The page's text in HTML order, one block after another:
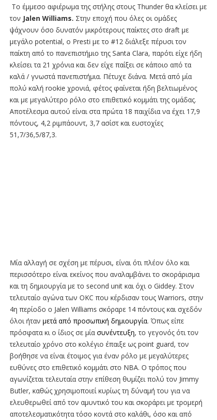
To έμμεσο αφιέρωμα της στήλης στους Thunder θα κλείσει με
τον Jalen Williams. Στην εποχή που όλες οι ομάδες
ψάχνουν όσο δυνατόν μικρότερους παίκτες στο draft με
μεγάλο potential, o Presti με το #12 διάλεξε πέρυσι τον
παίκτη από το πανεπιστήμιο της Santa Clara, παρότι είχε ήδη
κλείσει τα 21 χρόνια και δεν είχε παίξει σε κάποιο από τα
καλά / γνωστά πανεπιστήμια. Πέτυχε διάνα. Μετά από μία
πολύ καλή rookie χρονιά, φέτος φαίνεται ήδη βελτιωμένος
και με μεγαλύτερο ρόλο στο επιθετικό κομμάτι της ομάδας.
Αποτέλεσμα αυτού είναι στα πρώτα 18 παιχίδια να έχει 17,9
πόντους, 4,2 ριμπάουντ, 3,7 ασίστ και ευστοχίες
51,7/36,5/87,3.
Μία αλλαγή σε σχέση με πέρυσι, είναι ότι πλέον όλο και
περισσότερο είναι εκείνος που αναλαμβάνει το σκοράρισμα
και τη δημιουργία με το second unit και όχι ο Giddey. Στον
τελευταίο αγώνα των OKC που κέρδισαν τους Warriors, στην
4η περίοδο ο Jalen Williams σκόραρε 14 πόντους και σχεδόν
όλοι ήταν μετά από προσωπική δημιουργία. Όπως είπε
πρόσφατα κι ο ίδιος σε μία συνέντευξη, το γεγονός ότι τον
τελευταίο χρόνο στο κολέγιο έπαιξε ως point guard, τον
βοήθησε να είναι έτοιμος για έναν ρόλο με μεγαλύτερες
ευθύνες στο επιθετικό κομμάτι στο ΝΒΑ. Ο τρόπος που
αγωνίζεται τελευταία στην επίθεση θυμίζει πολύ τον Jimmy
Butler, καθώς χρησιμοποιεί κυρίως τη δύναμή του για να
ελευθερωθεί από τον αμυντικό του και σκοράρει με τρομερή
αποτελεσματικότητα τόσο κοντά στο καλάθι, όσο και από